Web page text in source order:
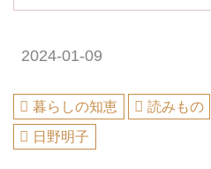
2024-01-09
暮らしの知恵 読みもの
日野明子